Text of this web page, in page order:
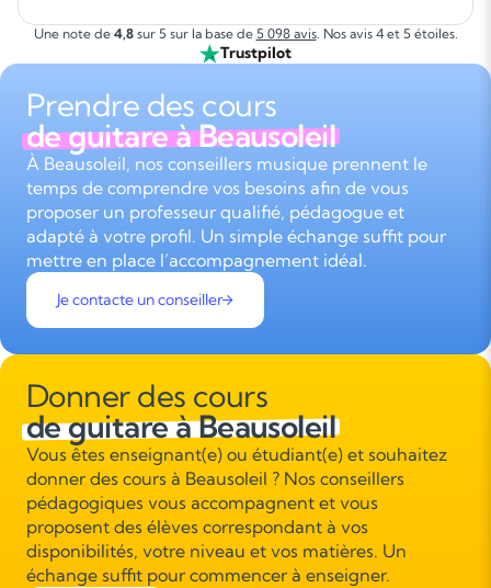
Une note de 4,8sur 5 sur la base de 5 098 avis. Nos avis 4 et 5 étoiles.
Trustpilot
Prendre des cours
de guitare à Beausoleil
À Beausoleil, nos conseillers musique prennent le
temps de comprendre vos besoins afin de vous
proposer un professeur qualifié, pédagogue et
adapté à votre profil. Un simple échange suffit pour
mettre en place l’accompagnement idéal.
Je contacte un conseiller
Donner des cours
de guitare à Beausoleil
Vous êtes enseignant(e) ou étudiant(e) et souhaitez
donner des cours à Beausoleil ? Nos conseillers
pédagogiques vous accompagnent et vous
proposent des élèves correspondant à vos
disponibilités, votre niveau et vos matières. Un
échange suffit pour commencer à enseigner.